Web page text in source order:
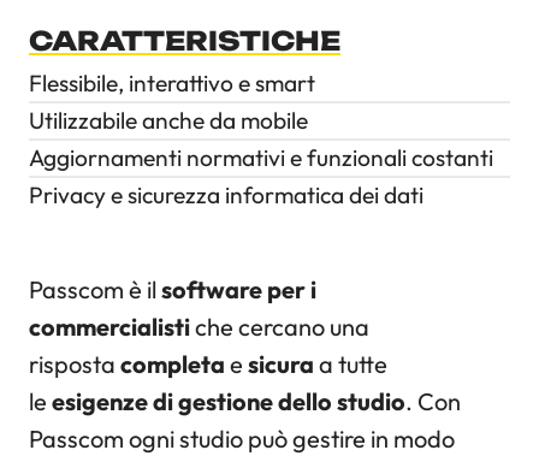
CARATTERISTICHE
Flessibile, interattivo e smart
Utilizzabile anche da mobile
Aggiornamenti normativi e funzionali costanti
Privacy e sicurezza informatica dei dati
Passcom è ilsoftware per i
commercialistiche cercano una
risposta completa e sicura a tutte
le esigenze di gestione dello studio. Con
Passcom ogni studio può gestire in modo